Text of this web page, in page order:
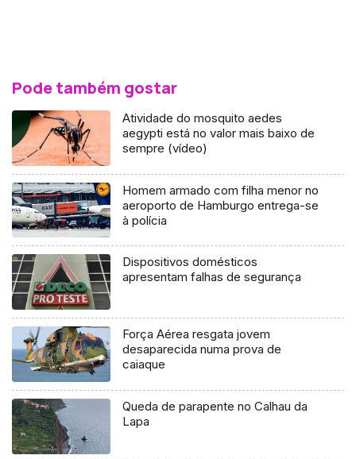
Pode também gostar
Atividade do mosquito aedes
aegypti está no valor mais baixo de
sempre (vídeo)
Homem armado com filha menor no
aeroporto de Hamburgo entrega-se
à polícia
Dispositivos domésticos
apresentam falhas de segurança
Força Aérea resgata jovem
desaparecida numa prova de
caiaque
Queda de parapente no Calhau da
Lapa